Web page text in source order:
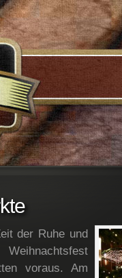
der Ruhe und
voraus. Am